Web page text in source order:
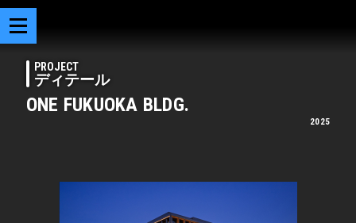
PROJECT
ディテール
ONE FUKUOKA BLDG.
2025